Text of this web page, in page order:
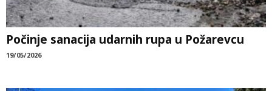
Počinje sanacija udarnih rupa u Požarevcu
19/05/2026